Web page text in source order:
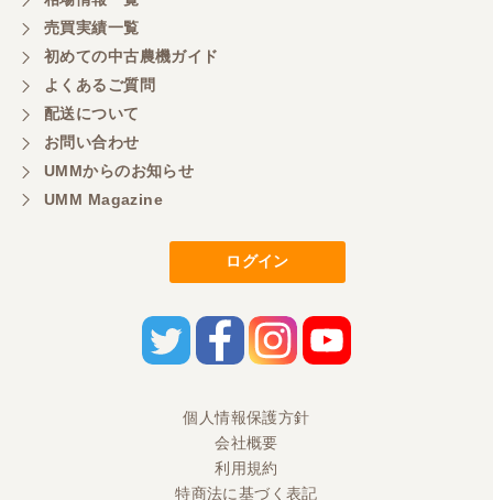
東京都／もっくん
担当者さんの対応が素晴らしい！ とても気分の良
しています。
迅速な取引有難うございました
東京都／大西
とても迅速で丁寧なご対応ありがとうございまし
ておりますので、どうぞ宜しくお願い申し上げま
売買実績一覧
初めての中古農機ガイド
よくあるご質問
配送について
お問い合わせ
UMMからのお知らせ
UMM Magazine
ログイン
個人情報保護方針
会社概要
利用規約
特商法に基づく表記